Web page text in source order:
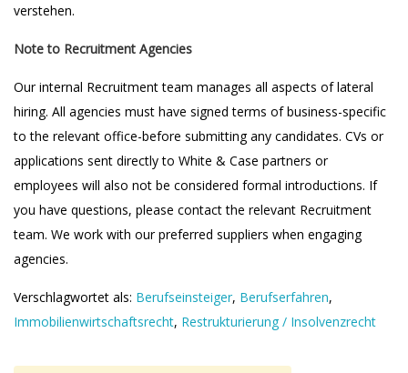
verstehen.
Note to Recruitment Agencies
Our internal Recruitment team manages all aspects of lateral
hiring. All agencies must have signed terms of business-specific
to the relevant office-before submitting any candidates. CVs or
applications sent directly to White & Case partners or
employees will also not be considered formal introductions. If
you have questions, please contact the relevant Recruitment
team. We work with our preferred suppliers when engaging
agencies.
Verschlagwortet als: Berufseinsteiger, Berufserfahren,
Immobilienwirtschaftsrecht, Restrukturierung / Insolvenzrecht